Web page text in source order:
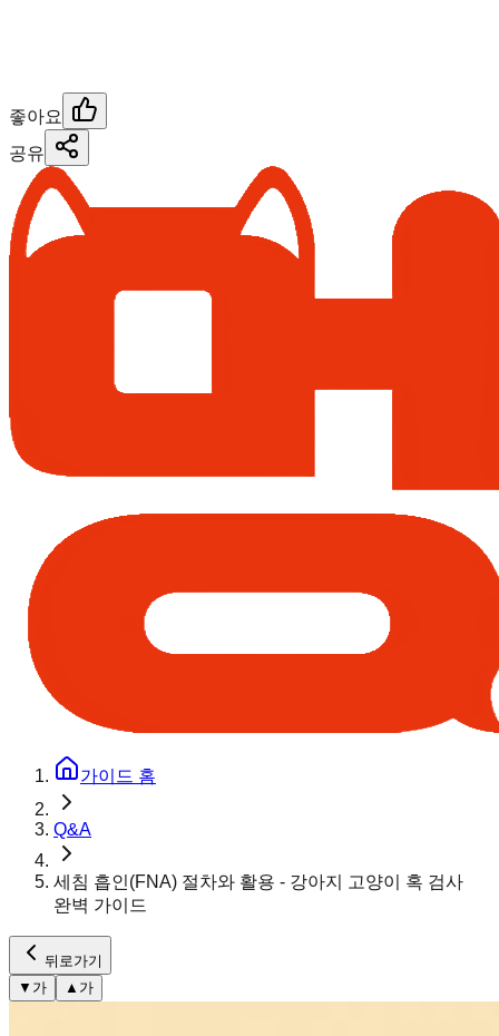
좋아요
공유
가이드 홈
Q&A
세침 흡인(FNA) 절차와 활용 - 강아지 고양이 혹 검사
완벽 가이드
뒤로가기
▼ 가 ▲ 가